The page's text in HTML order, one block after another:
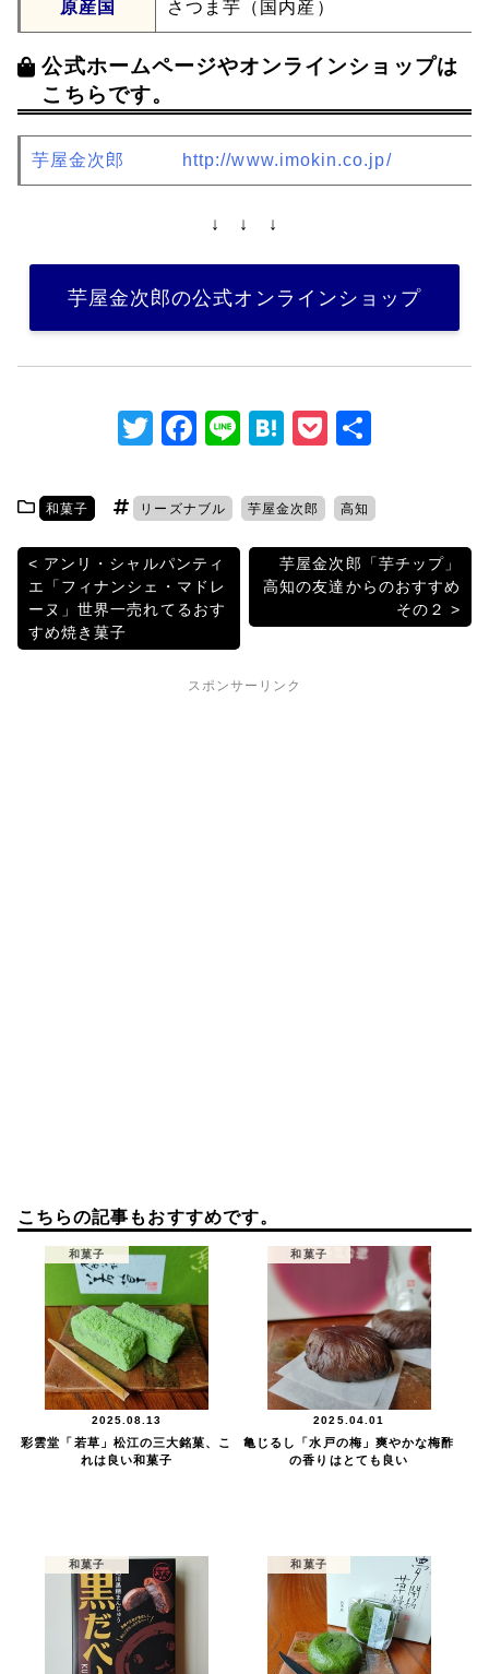
原産国 さつま芋（国内産）
公式ホームページやオンラインショップは
こちらです。
芋屋金次郎 http://www.imokin.co.jp/
↓ ↓ ↓
芋屋金次郎の公式オンラインショップ
T
itt
er
F
c
e
b
o
k
Li
e
H
e
n
a
P
c
k
et
和菓子 リーズナブル 芋屋金次郎 高知
投
稿
ナ
アンリ・シャルパンティ
エ「フィナンシェ・マドレ
ーヌ」世界一売れてるおす
すめ焼き菓子
芋屋金次郎「芋チップ」
高知の友達からのおすすめ
その２
スポンサーリンク
こちらの記事もおすすめです。
和菓子
2025.08.13
彩雲堂「若草」松江の三大銘菓、こ
れは良い和菓子
和菓子
2025.04.01
亀じるし「水戸の梅」爽やかな梅酢
の香りはとても良い
和菓子 和菓子